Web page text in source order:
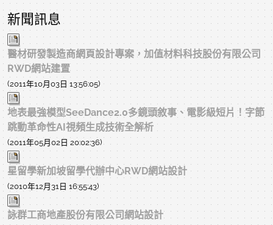
新聞訊息
醫材研發製造商網頁設計專案，加值材料科技股份有限公司
RWD網站建置
(2011年10月03日 13:56:05)
地表最強模型SeeDance2.0多鏡頭敘事、電影級短片！字節
跳動革命性AI視頻生成技術全解析
(2011年05月02日 20:02:36)
星留學新加坡留學代辦中心RWD網站設計
(2010年12月31日 16:55:43)
詠群工商地產股份有限公司網站設計